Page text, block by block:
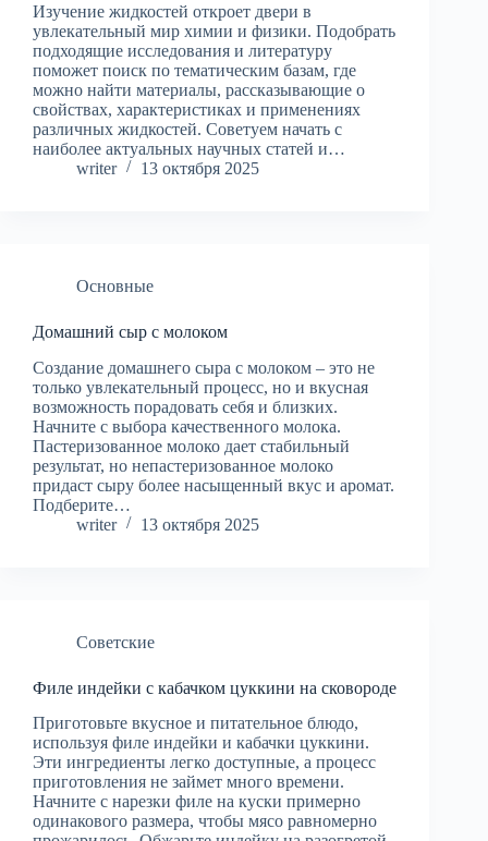
Изучение жидкостей откроет двери в
увлекательный мир химии и физики. Подобрать
подходящие исследования и литературу
поможет поиск по тематическим базам, где
можно найти материалы, рассказывающие о
свойствах, характеристиках и применениях
различных жидкостей. Советуем начать с
наиболее актуальных научных статей и…
writer
13 октября 2025
Основные
Домашний сыр с молоком
Создание домашнего сыра с молоком – это не
только увлекательный процесс, но и вкусная
возможность порадовать себя и близких.
Начните с выбора качественного молока.
Пастеризованное молоко дает стабильный
результат, но непастеризованное молоко
придаст сыру более насыщенный вкус и аромат.
Подберите…
writer
13 октября 2025
Советские
Филе индейки с кабачком цуккини на сковороде
Приготовьте вкусное и питательное блюдо,
используя филе индейки и кабачки цуккини.
Эти ингредиенты легко доступные, а процесс
приготовления не займет много времени.
Начните с нарезки филе на куски примерно
одинакового размера, чтобы мясо равномерно